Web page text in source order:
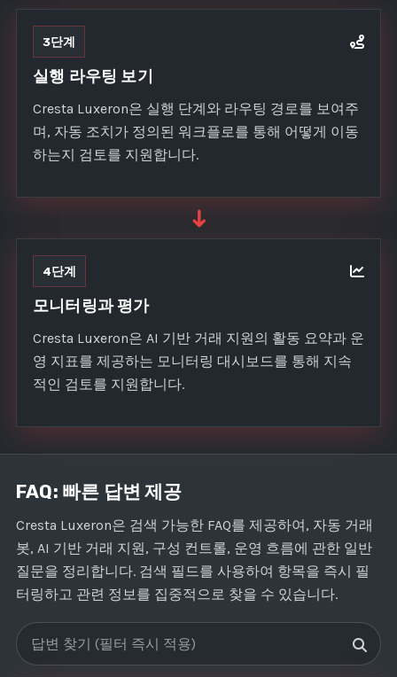
3단계
실행 라우팅 보기
Cresta Luxeron은 실행 단계와 라우팅 경로를 보여주
며, 자동 조치가 정의된 워크플로를 통해 어떻게 이동
하는지 검토를 지원합니다.
➜
4단계
모니터링과 평가
Cresta Luxeron은 AI 기반 거래 지원의 활동 요약과 운
영 지표를 제공하는 모니터링 대시보드를 통해 지속
적인 검토를 지원합니다.
FAQ: 빠른 답변 제공
Cresta Luxeron은 검색 가능한 FAQ를 제공하여, 자동 거래
봇, AI 기반 거래 지원, 구성 컨트롤, 운영 흐름에 관한 일반
질문을 정리합니다. 검색 필드를 사용하여 항목을 즉시 필
터링하고 관련 정보를 집중적으로 찾을 수 있습니다.
FAQs 검색